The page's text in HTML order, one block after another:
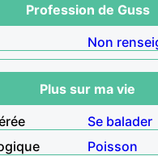
Profession de Guss
Non
Plus sur ma vie
Se balader
Poisson